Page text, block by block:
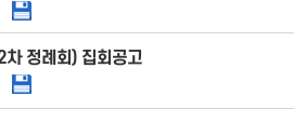
정례회) 집회공고